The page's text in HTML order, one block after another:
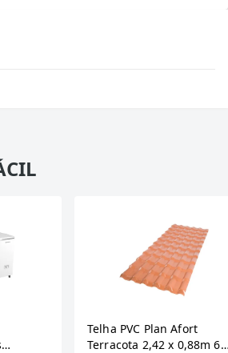
Telha PVC Plan Afort
Terracota 2,42 x 0,88m 6